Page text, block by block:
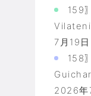
159
7月19日
158
2026年